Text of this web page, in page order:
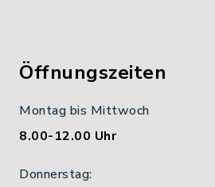
Öffnungszeiten
Montag bis Mittwoch
8.00-12.00 Uhr
Donnerstag: